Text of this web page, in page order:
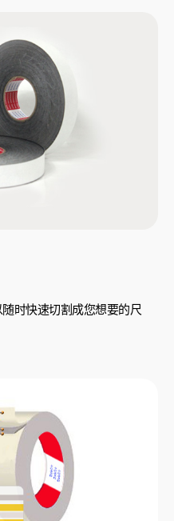
时快速切割成您想要的尺